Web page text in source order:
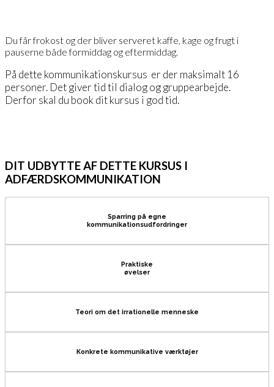
Du får frokost og der bliver serveret kaffe, kage og frugt i
pauserne både formiddag og eftermiddag.
På dette kommunikationskursus er der maksimalt 16
personer. Det giver tid til dialog og gruppearbejde.
Derfor skal du book dit kursus i god tid.
DIT UDBYTTE AF DETTE KURSUS I
ADFÆRDSKOMMUNIKATION
Sparring på egne
kommunikationsudfordringer
Praktiske
øvelser
Teori om det irrationelle menneske
Konkrete kommunikative værktøjer